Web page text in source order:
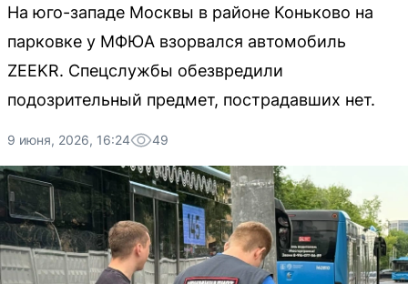
На юго-западе Москвы в районе Коньково на
парковке у МФЮА взорвался автомобиль
ZEEKR. Спецслужбы обезвредили
подозрительный предмет, пострадавших нет.
9 июня, 2026, 16:24 49